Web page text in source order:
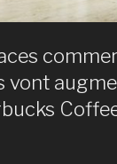
vont